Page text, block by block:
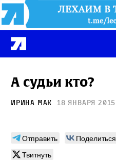
А судьи кто?
Ирина Мак 18 января 2015
Отправить Поделиться
Твитнуть